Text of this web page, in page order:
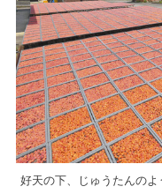
好天の下、じゅうたんの